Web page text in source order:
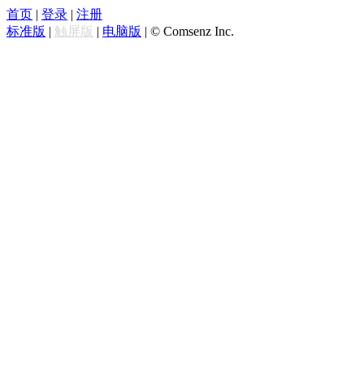
首页 | 登录 | 注册
标准版 | 触屏版 | 电脑版 | © Comsenz Inc.